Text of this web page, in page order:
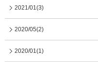
2021/01(3)
2020/05(2)
2020/01(1)